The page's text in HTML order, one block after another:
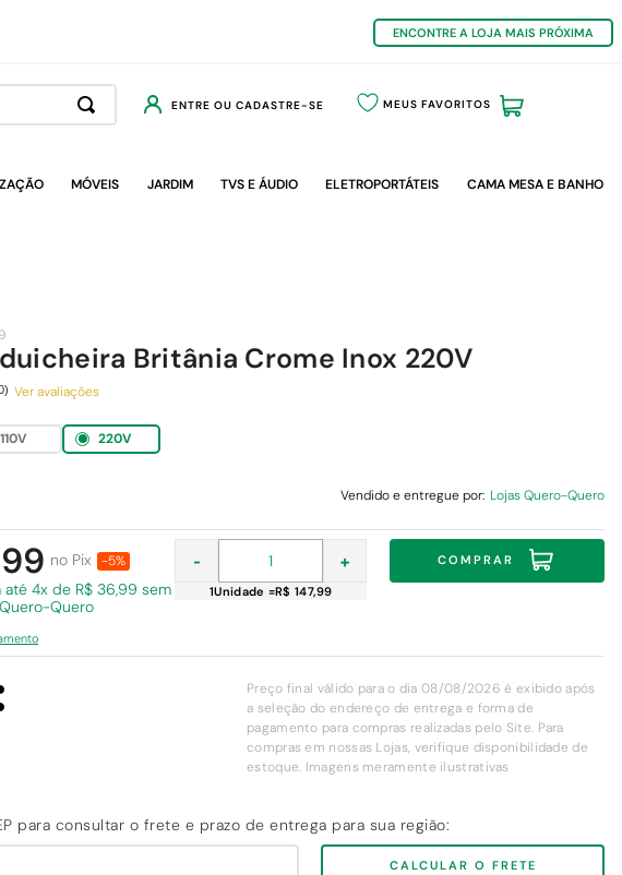
ENCONTRE A LOJA MAIS PRÓXIMA
ENTRE OU CADASTRE-SE MEUS FAVORITOS
MÓVEIS JARDIM TVS E ÁUDIO ELETROPORTÁTEIS CAMA MESA E BANHO
Britânia Crome Inox 220V
) Ver avaliações
220V
110V
Vendido e entregue por: Lojas Quero-Quero
no Pix -5%
até 4x de R$ 36,99 sem
Quero
+
-
1Unidade =R$ 147,99
COMPRAR
Preço final válido para o dia 08/08/2026 é exibido após
a seleção do endereço de entrega e forma de
pagamento para compras realizadas pelo Site. Para
compras em nossas Lojas, verifique disponibilidade de
estoque. Imagens meramente ilustrativas
CALCULAR O FRETE